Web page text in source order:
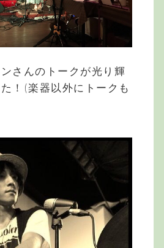
さんのトークが光り輝
！(楽器以外にトークも